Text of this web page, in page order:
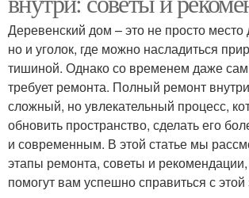
Деревенский дом – это не просто
но и уголок, где можно насладиться
тишиной. Однако со временем даже
требует ремонта. Полный ремонт
сложный, но увлекательный процесс,
обновить пространство, сделать его
и современным. В этой статье мы
этапы ремонта, советы и
помогут вам успешно справиться с этой